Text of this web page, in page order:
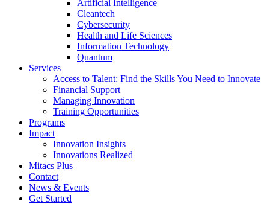
Artificial Intelligence
Cleantech
Cybersecurity
Health and Life Sciences
Information Technology
Quantum
Services
Access to Talent: Find the Skills You Need to Innovate
Financial Support
Managing Innovation
Training Opportunities
Programs
Impact
Innovation Insights
Innovations Realized
Mitacs Plus
Contact
News & Events
Get Started